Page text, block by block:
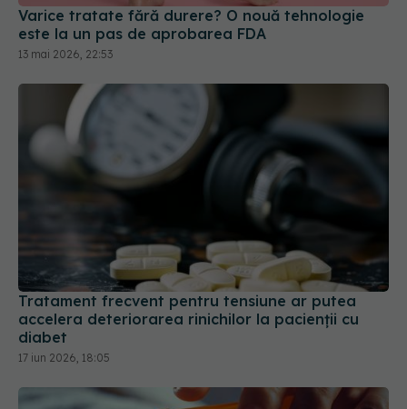
Varice tratate fără durere? O nouă tehnologie
este la un pas de aprobarea FDA
13 mai 2026, 22:53
Tratament frecvent pentru tensiune ar putea
accelera deteriorarea rinichilor la pacienții cu
diabet
17 iun 2026, 18:05